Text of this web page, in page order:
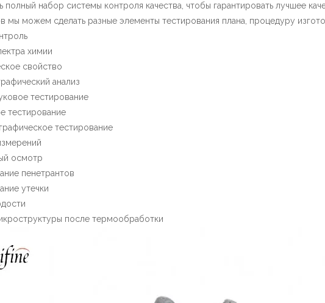
полный набор системы контроля качества, чтобы гарантировать лучшее
мы можем сделать разные элементы тестирования плана, процедуру
химии
свойство
анализ
тестирование
тестирование
тестирование
осмотр
пенетрантов
утечки
после термообработки